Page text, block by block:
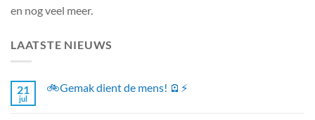
en nog veel meer.
LAATSTE NIEUWS
21
jul
🚲Gemak dient de mens! 🪫⚡